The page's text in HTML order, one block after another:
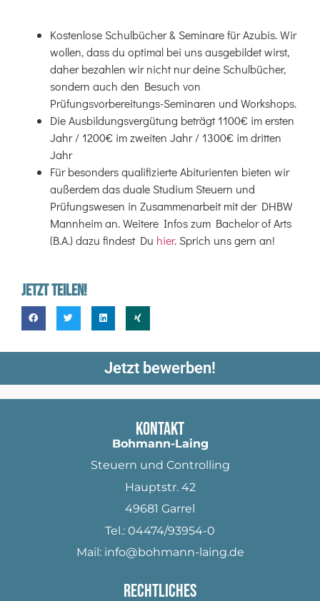
Kostenlose Schulbücher & Seminare für Azubis.Wir
wollen, dass du optimal bei uns ausgebildet wirst,
daher bezahlen wir nicht nur deine Schulbücher,
sondern auch den Besuch von
Prüfungsvorbereitungs-Seminaren und Workshops.
Die Ausbildungsvergütung beträgt 1100€ im ersten
Jahr / 1200€ im zweiten Jahr / 1300€ im dritten
Jahr
Für besonders qualifizierte Abiturienten bieten wir
außerdem das duale Studium Steuern und
Prüfungswesen in Zusammenarbeit mit der DHBW
Mannheim an. Weitere Infos zum Bachelor of Arts
(B.A.) dazu findest Du hier. Sprich uns gern an!
Jetzt Teilen!
Jetzt bewerben!
Kontakt
Bohmann-Laing
Steuern und Controlling
Hauptstr. 42
49681 Garrel
Tel.: 04474/93954-0
Mail: info@bohmann-laing.de
Rechtliches